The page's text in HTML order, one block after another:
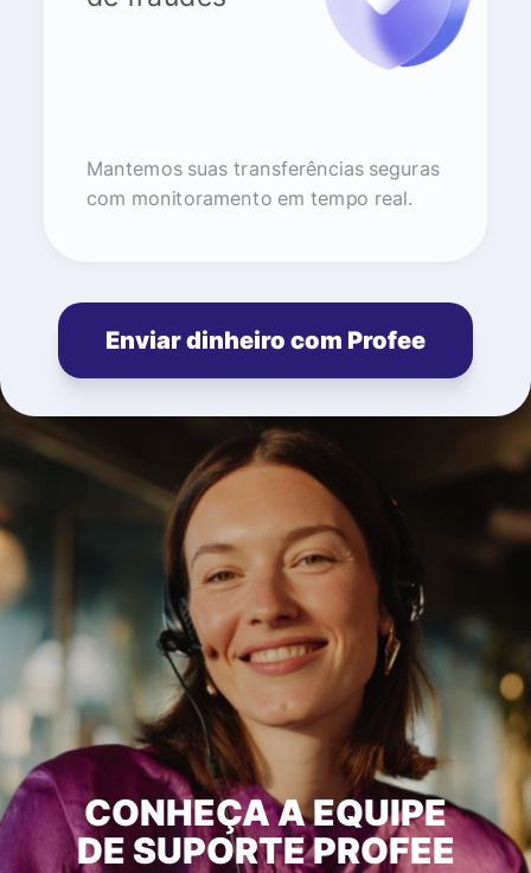
Mantemos suas transferências seguras
com monitoramento em tempo real.
Enviar dinheiro com Profee
CONHEÇA A EQUIPE
DE SUPORTE PROFEE